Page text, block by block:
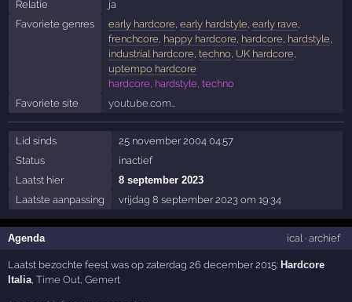
Relatie
ja
Favoriete genres
early hardcore early hardstyle early rave
frenchcore happy hardcore hardcore hardstyle
industrial hardcore techno, UK hardcore
uptempo hardcore
hardcore, hardstyle, techno
Favoriete site
youtube.com…
Lid sinds
25 november 2004 04:57
Status
inactief
Laatst hier
8 september 2023
Laatste aanpassing
vrijdag 8 september 2023 om 19:34
Agenda ical · archief
Laatst bezochte feest was op zaterdag 26 december 2015: Hardcore
Italia,Time Out,Gemert